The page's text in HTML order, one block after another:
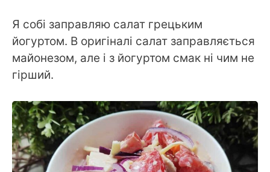
Я собі заправляю салат грецьким
йогуртом. В оригіналі салат заправляється
майонезом, але і з йогуртом смак ні чим не
гірший.